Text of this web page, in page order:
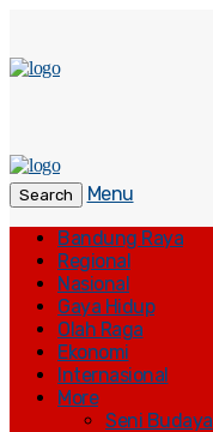
Search
Menu
Bandung Raya
Regional
Nasional
Gaya Hidup
Olah Raga
Ekonomi
Internasional
More
Seni Budaya